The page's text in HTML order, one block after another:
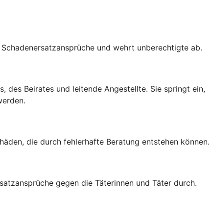
und wehrt unberechtigte ab.
des Beirates und leitende Angestellte. Sie springt ein,
die durch fehlerhafte Beratung entstehen können.
gegen die Täterinnen und Täter durch.